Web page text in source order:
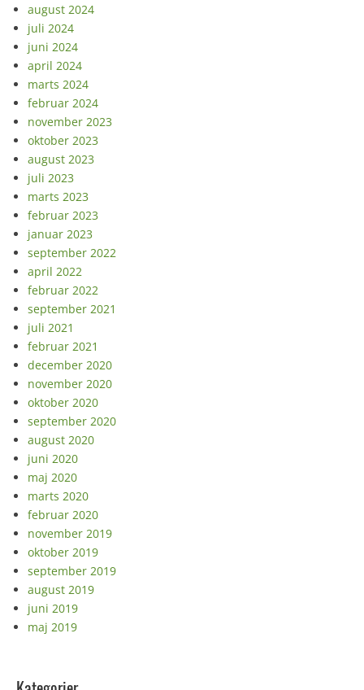
august 2024
juli 2024
juni 2024
april 2024
marts 2024
februar 2024
november 2023
oktober 2023
august 2023
juli 2023
marts 2023
februar 2023
januar 2023
september 2022
april 2022
februar 2022
september 2021
juli 2021
februar 2021
december 2020
november 2020
oktober 2020
september 2020
august 2020
juni 2020
maj 2020
marts 2020
februar 2020
november 2019
oktober 2019
september 2019
august 2019
juni 2019
maj 2019